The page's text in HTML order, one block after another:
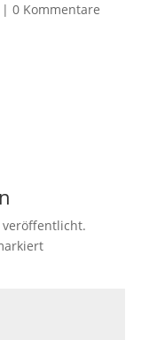
| 0 Kommentare
veröffentlicht.